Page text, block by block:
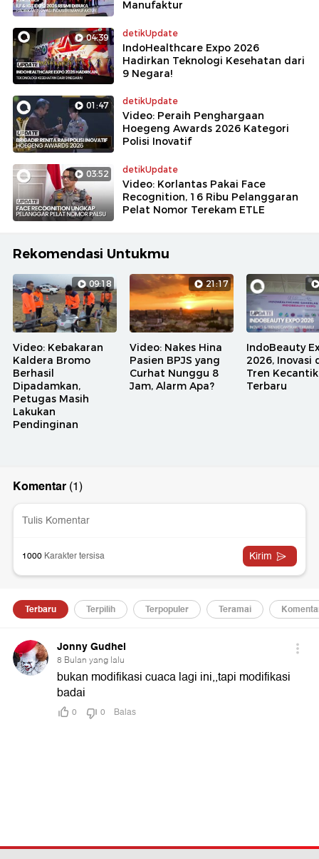
Manufaktur
04:39 detikUpdate
IndoHealthcare Expo 2026
Hadirkan Teknologi Kesehatan dari
9 Negara!
01:47 detikUpdate
Video: Peraih Penghargaan
Hoegeng Awards 2026 Kategori
Polisi Inovatif
03:52 detikUpdate
Video: Korlantas Pakai Face
Recognition, 16 Ribu Pelanggaran
Pelat Nomor Terekam ETLE
Rekomendasi Untukmu
09:18
Video: Kebakaran
Kaldera Bromo
Berhasil
Dipadamkan,
Petugas Masih
Lakukan
Pendinginan
21:17
Video: Nakes Hina
Pasien BPJS yang
Curhat Nunggu 8
Jam, Alarm Apa?
IndoBeauty
2026, Inovasi
Tren
Terbaru